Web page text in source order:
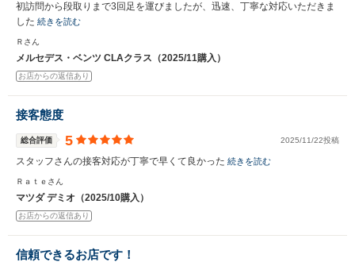
初訪問から段取りまで3回足を運びましたが、迅速、丁寧な対応いただきま
した 続きを読む
Ｒさん
メルセデス・ベンツ CLAクラス（2025/11購入）
お店からの返信あり
接客態度
総合評価 5 2025/11/22投稿
スタッフさんの接客対応が丁寧で早くて良かった 続きを読む
Ｒａｔｅさん
マツダ デミオ（2025/10購入）
お店からの返信あり
信頼できるお店です！